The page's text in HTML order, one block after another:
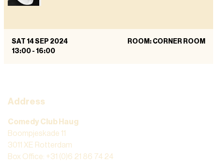
SAT 14 SEP 2024
13:00 - 16:00
ROOM: CORNER ROOM
Address
Comedy Club Haug
Boompjeskade 11
3011 XE Rotterdam
Box Office: +31 (0)6 21 86 74 24